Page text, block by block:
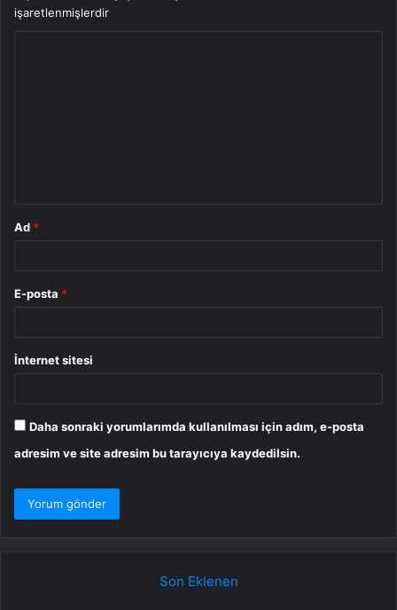
işaretlenmişlerdir
Ad *
E-posta *
İnternet sitesi
Daha sonraki yorumlarımda kullanılması için adım, e-posta
adresim ve site adresim bu tarayıcıya kaydedilsin.
Son Eklenen